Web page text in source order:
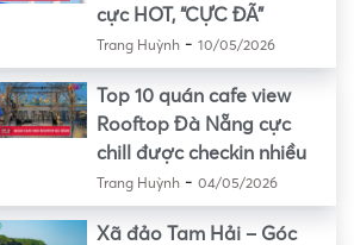
cực HOT, “CỰC ĐÃ”
Trang Huỳnh- 10/05/2026
Top 10 quán cafe view
Rooftop Đà Nẵng cực
chill được checkin nhiều
Trang Huỳnh- 04/05/2026
Xã đảo Tam Hải – Góc